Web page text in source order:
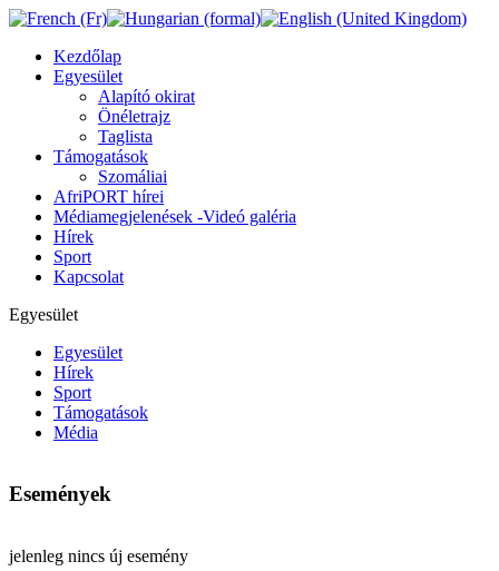
Kezdőlap
Egyesület
Alapító okirat
Önéletrajz
Taglista
Támogatások
Szomáliai
AfriPORT hírei
Médiamegjelenések -Videó galéria
Hírek
Sport
Kapcsolat
Egyesület
Egyesület
Hírek
Sport
Támogatások
Média
Események
jelenleg nincs új esemény